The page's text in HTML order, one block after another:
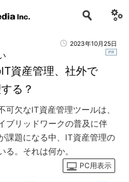
2023年10月25日
資産管理、社外で
る？
欠なIT資産管理ツールは、
ブリッドワークの普及に伴
課題になる中、IT資産管理の
る。それは何か。
PC用表示